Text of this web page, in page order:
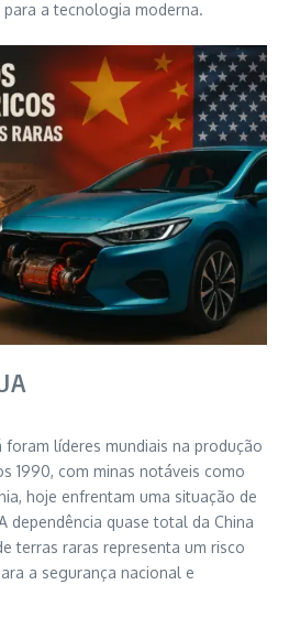
para a tecnologia moderna.
foram líderes mundiais na produção
1990, com minas notáveis como
hoje enfrentam uma situação de
dependência quase total da China
terras raras representa um risco
a segurança nacional e